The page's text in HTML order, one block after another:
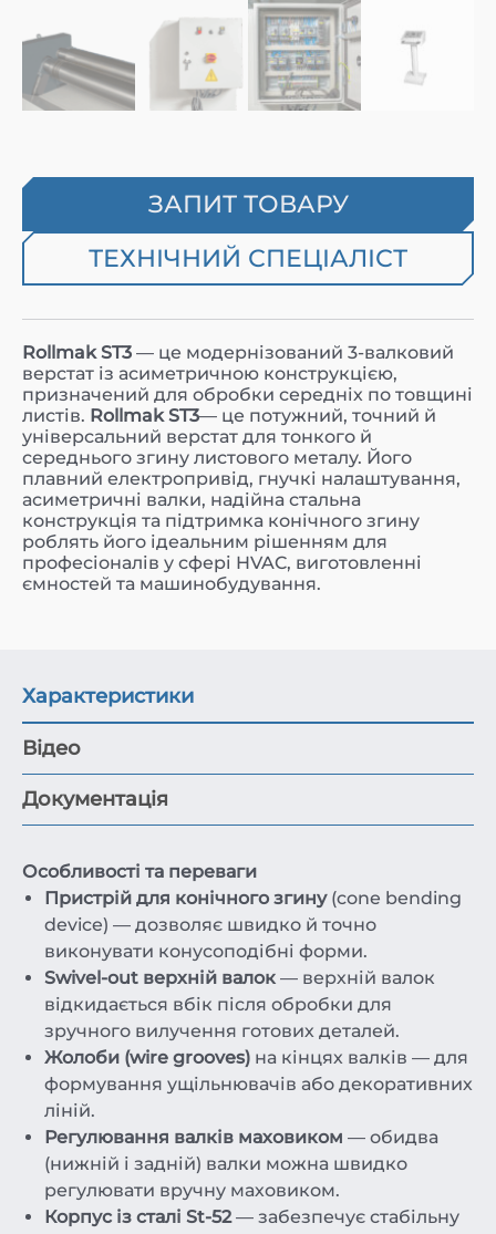
ЗАПИТ ТОВАРУ
ТЕХНІЧНИЙ СПЕЦІАЛІСТ
Rollmak ST3 — це модернізований 3-валковий
верстат із асиметричною конструкцією,
призначений для обробки середніх по товщині
листів. Rollmak ST3— це потужний, точний й
універсальний верстат для тонкого й
середнього згину листового металу. Його
плавний електропривід, гнучкі налаштування,
асиметричні валки, надійна стальна
конструкція та підтримка конічного згину
роблять його ідеальним рішенням для
професіоналів у сфері HVAC, виготовленні
ємностей та машинобудування.
Характеристики
Відео
Документація
Особливості та переваги
Пристрій для конічного згину(cone bending
device) — дозволяє швидко й точно
виконувати конусоподібні форми.
Swivel-out верхній валок — верхній валок
відкидається вбік після обробки для
зручного вилучення готових деталей.
Жолоби (wire grooves) на кінцях валків — для
формування ущільнювачів або декоративних
ліній.
Регулювання валків маховиком — обидва
(нижній і задній) валки можна швидко
регулювати вручну маховиком.
Корпус із сталі St-52— забезпечує стабільну